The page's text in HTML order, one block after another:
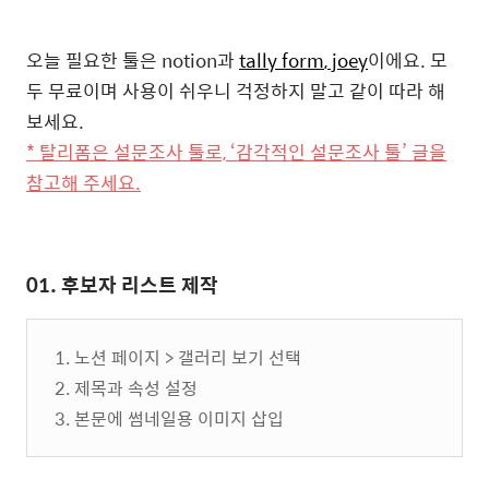
오늘 필요한 툴은 notion과tally form, joey이에요. 모
두 무료이며 사용이 쉬우니 걱정하지 말고 같이 따라 해
보세요.
* 탈리폼은 설문조사 툴로, ‘감각적인 설문조사 툴’ 글을
참고해 주세요.
01. 후보자 리스트 제작
1. 노션 페이지 > 갤러리 보기 선택
2. 제목과 속성 설정
3. 본문에 썸네일용 이미지 삽입